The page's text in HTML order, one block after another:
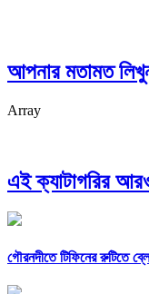
আপনার মতামত
Array
এই ক্যাটাগরির
গৌরনদীতে টিফিনের রুটিতে